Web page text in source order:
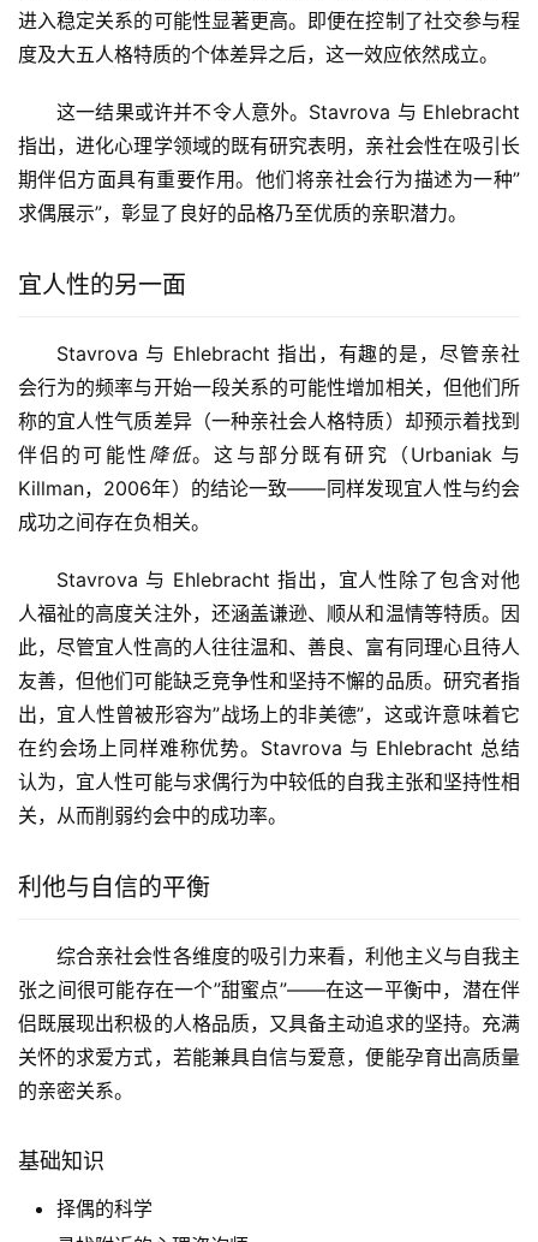
进入稳定关系的可能性显著更高。即便在控制了社交参与程
度及大五人格特质的个体差异之后，这一效应依然成立。
这一结果或许并不令人意外。Stavrova 与 Ehlebracht
指出，进化心理学领域的既有研究表明，亲社会性在吸引长
期伴侣方面具有重要作用。他们将亲社会行为描述为一种”
求偶展示”，彰显了良好的品格乃至优质的亲职潜力。
宜人性的另一面
Stavrova 与 Ehlebracht 指出，有趣的是，尽管亲社
会行为的频率与开始一段关系的可能性增加相关，但他们所
称的宜人性气质差异（一种亲社会人格特质）却预示着找到
伴侣的可能性 降低。这与部分既有研究（Urbaniak 与
Killman，2006年）的结论一致——同样发现宜人性与约会
成功之间存在负相关。
Stavrova 与 Ehlebracht 指出，宜人性除了包含对他
人福祉的高度关注外，还涵盖谦逊、顺从和温情等特质。因
此，尽管宜人性高的人往往温和、善良、富有同理心且待人
友善，但他们可能缺乏竞争性和坚持不懈的品质。研究者指
出，宜人性曾被形容为”战场上的非美德”，这或许意味着它
在约会场上同样难称优势。Stavrova 与 Ehlebracht 总结
认为，宜人性可能与求偶行为中较低的自我主张和坚持性相
关，从而削弱约会中的成功率。
利他与自信的平衡
综合亲社会性各维度的吸引力来看，利他主义与自我主
张之间很可能存在一个”甜蜜点”——在这一平衡中，潜在伴
侣既展现出积极的人格品质，又具备主动追求的坚持。充满
关怀的求爱方式，若能兼具自信与爱意，便能孕育出高质量
的亲密关系。
基础知识
择偶的科学